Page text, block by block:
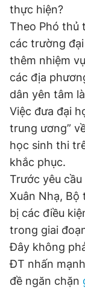
Theo dõi báo trên
Hotline
0906 645 777
Đặt báo
Tổng biên tập:
Phó tổng biên
Phó tổng biên
Phó tổng biên
Tổng thư ký tòa
Giấy phép xuất
© 2003-2026 Bản
chép dưới mọi
bản. Phát triển bởi
thực hiện?
Theo Phó thủ
các trường
thêm nhiệm
các địa
dân yên tâm
Việc đưa đại
trung ương”
học sinh thi
khắc phục.
Trước yêu
Xuân Nhạ, Bộ
bị các điều
trong giai
Đây không
ĐT nhấn
đề ngăn chặn